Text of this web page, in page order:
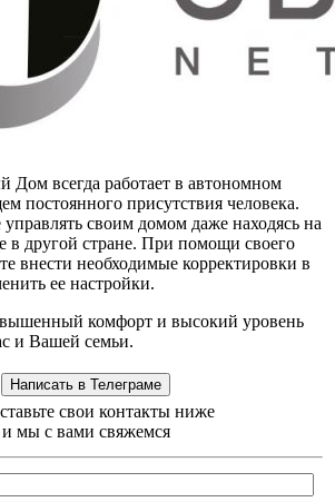
всегда работает в автономном
постоянного присутствия человека.
своим домом даже находясь на
в другой стране. При помощи своего
внести необходимые корректировки в
ее настройки.
комфорт и высокий уровень
и Вашей семьи.
свои контакты ниже
и мы с вами свяжемся